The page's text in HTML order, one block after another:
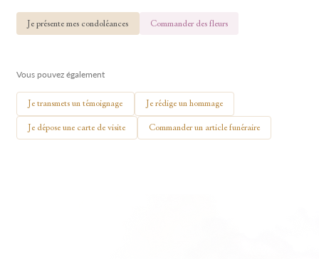
Je présente mes condoléances Commander des fleurs
Vous pouvez également
Je transmets un témoignage Je rédige un hommage
Je dépose une carte de visite Commander un article funéraire